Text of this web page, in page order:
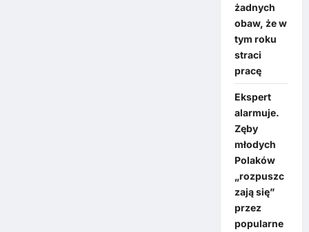
żadnych
obaw, że w
tym roku
straci
pracę
Ekspert
alarmuje.
Zęby
młodych
Polaków
„rozpuszc
zają się”
przez
popularne